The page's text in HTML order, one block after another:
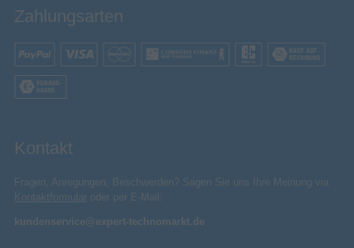
Zahlungsarten
Kontakt
Fragen, Anregungen, Beschwerden? Sagen Sie uns Ihre Meinung via
Kontaktformular oder per E-Mail:
kundenservice@expert-technomarkt.de